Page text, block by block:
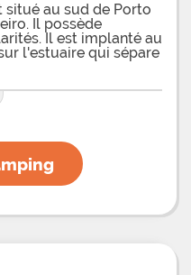
situé au sud de Porto
Il possède
Il est implanté au
l'estuaire qui sépare